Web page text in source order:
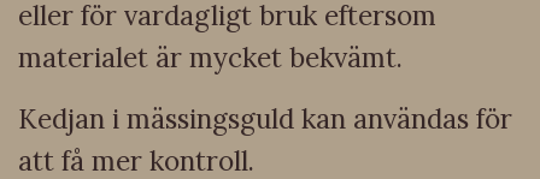
eller för vardagligt bruk eftersom
materialet är mycket bekvämt.
Kedjan i mässingsguld kan användas för
att få mer kontroll.